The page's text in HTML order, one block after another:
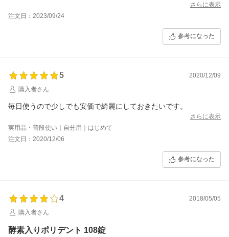
さらに表示
注文日：2023/09/24
参考になった
5
2020/12/09
購入者さん
毎日使うので少しでも安価で綺麗にしておきたいです。
さらに表示
実用品・普段使い｜自分用｜はじめて
注文日：2020/12/06
参考になった
4
2018/05/05
購入者さん
酵素入りポリデント 108錠